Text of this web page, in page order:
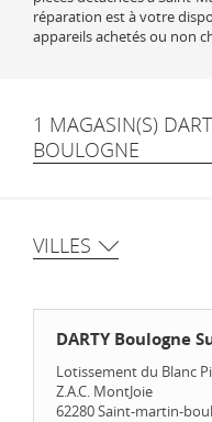
réparation est à votre
appareils achetés ou non
1 MAGASIN(S)
BOULOGNE
VILLES
DARTY Boulogne
Lotissement du Blanc
Z.A.C. MontJoie
62280Saint-martin-